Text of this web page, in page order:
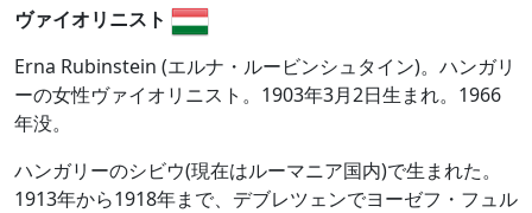
ヴァイオリニスト
Erna Rubinstein (エルナ・ルービンシュタイン)。ハンガリ
ーの女性ヴァイオリニスト。1903年3月2日生まれ。1966
年没。
ハンガリーのシビウ(現在はルーマニア国内)で生まれた。
1913年から1918年まで、デブレツェンでヨーゼフ・フュル